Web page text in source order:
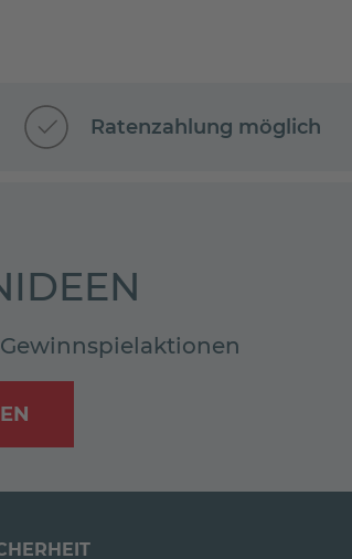
Ratenzahlung möglich